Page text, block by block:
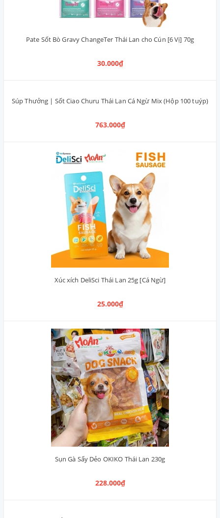
Pate Sốt Bò Gravy ChangeTer Thái Lan cho Cún [6 Vị] 70g
30.000₫
Súp Thưởng | Sốt Ciao Churu Thái Lan Cá Ngừ Mix (Hộp 100 tuýp)
763.000₫
Xúc xích DeliSci Thái Lan 25g [Cá Ngừ]
25.000₫